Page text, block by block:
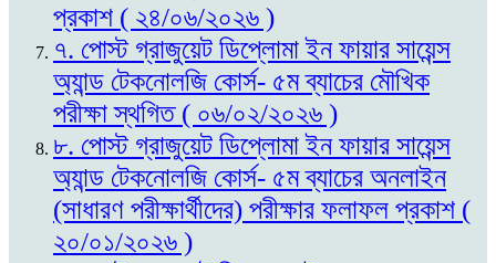
প্রকাশ ( ২৪/০৬/২০২৬ )
৭. পোস্ট গ্রাজুয়েট ডিপ্লোমা ইন ফায়ার সায়েন্স
অ্যান্ড টেকনোলজি কোর্স- ৫ম ব্যাচের মৌখিক
পরীক্ষা স্থগিত ( ০৬/০২/২০২৬ )
৮. পোস্ট গ্রাজুয়েট ডিপ্লোমা ইন ফায়ার সায়েন্স
অ্যান্ড টেকনোলজি কোর্স- ৫ম ব্যাচের অনলাইন
(সাধারণ পরীক্ষার্থীদের) পরীক্ষার ফলাফল প্রকাশ (
২০/০১/২০২৬ )